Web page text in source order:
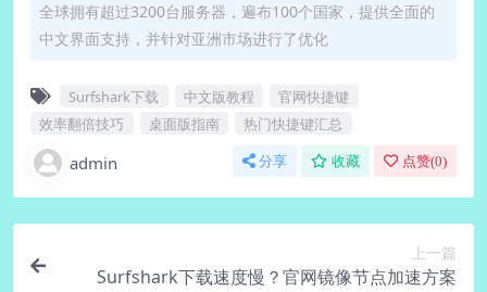
全球拥有超过3200台服务器，遍布100个国家，提供全面的
中文界面支持，并针对亚洲市场进行了优化
Surfshark下载 中文版教程
官网快捷键
效率翻倍技巧
桌面版指南 热门快捷键汇总
admin 分享 收藏 点赞(0)
上一篇
Surfshark下载速度慢？官网镜像节点加速方案